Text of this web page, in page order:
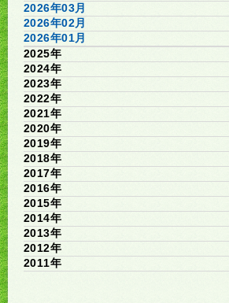
2026年03月
2026年02月
2026年01月
2025年
2024年
2023年
2022年
2021年
2020年
2019年
2018年
2017年
2016年
2015年
2014年
2013年
2012年
2011年